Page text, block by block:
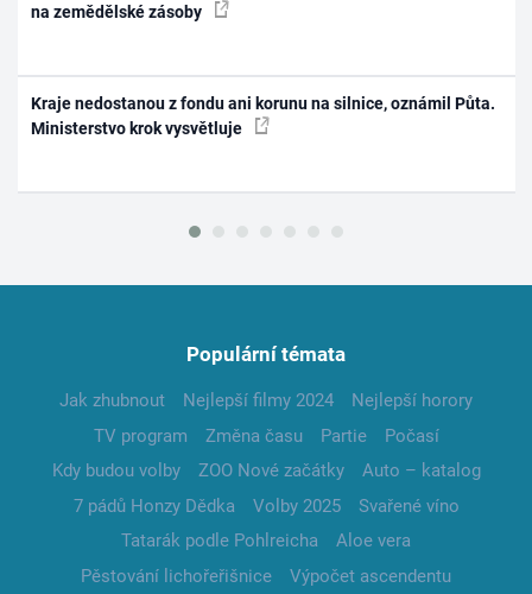
na zemědělské zásoby
Kraje nedostanou z fondu ani korunu na silnice, oznámil Půta.
Ministerstvo krok vysvětluje
Populární témata
Jak zhubnout Nejlepší filmy 2024
Nejlepší horory
TV program
Změna času Partie
Počasí
Kdy budou volby
ZOO Nové začátky
Auto – katalog
7 pádů Honzy Dědka
Volby 2025
Svařené víno
Tatarák podle Pohlreicha
Aloe vera
Pěstování lichořeřišnice
Výpočet ascendentu